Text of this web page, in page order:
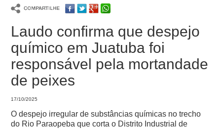
Laudo confirma que despejo
químico em Juatuba foi
responsável pela mortandade
de peixes
17/10/2025
O despejo irregular de substâncias químicas no trecho
do Rio Paraopeba que corta o Distrito Industrial de